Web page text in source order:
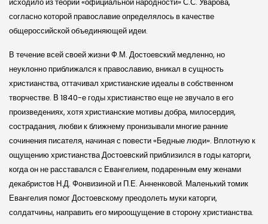
согласно которой православие определялось в качестве
общероссийской объединяющей идеи.
В течение всей своей жизни Ф.М. Достоевский медленно, но
неуклонно приближался к православию, вникал в сущность
христианства, оттачивал христианские идеалы в собственном
творчестве. В 1840-е годы христианство еще не звучало в его
произведениях, хотя христианские мотивы добра, милосердия,
сострадания, любви к ближнему пронизывали многие ранние
сочинения писателя, начиная с повести «Бедные люди». Вплотную к
ощущению христианства Достоевский приблизился в годы каторги,
когда он не расставался с Евангелием, подаренным ему женами
декабристов Н.Д. Фонвизиной и П.Е. Анненковой. Маленький томик
Евангелия помог Достоев­скому преодолеть муки каторги,
солдатчины, направить его мироощущение в сторону христианства.